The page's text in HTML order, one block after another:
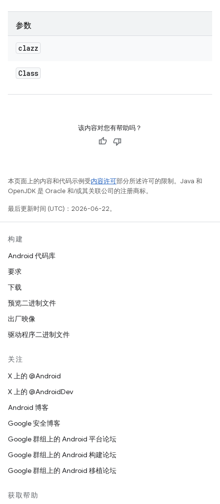
参数
clazz
Class
该内容对您有帮助吗？
本页面上的内容和代码示例受内容许可部分所述许可的限制。Java 和
OpenJDK 是 Oracle 和/或其关联公司的注册商标。
最后更新时间 (UTC)：2026-06-22。
构建
Android 代码库
要求
下载
预览二进制文件
出厂映像
驱动程序二进制文件
关注
X 上的 @Android
X 上的 @AndroidDev
Android 博客
Google 安全博客
Google 群组上的 Android 平台论坛
Google 群组上的 Android 构建论坛
Google 群组上的 Android 移植论坛
获取帮助